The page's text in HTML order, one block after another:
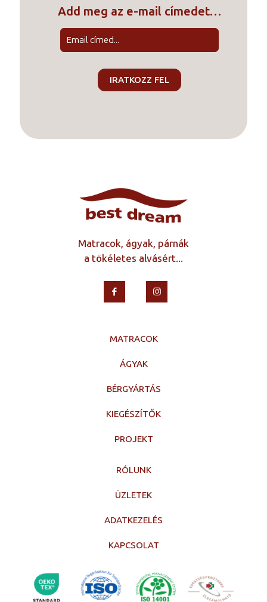
Add meg az e-mail címedet…
Matracok, ágyak, párnák
a tökéletes alvásért...
MATRACOK
ÁGYAK
BÉRGYÁRTÁS
KIEGÉSZÍTŐK
PROJEKT
RÓLUNK
ÜZLETEK
ADATKEZELÉS
KAPCSOLAT